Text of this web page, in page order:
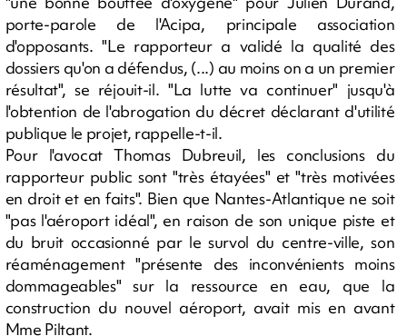
porte-parole de l'Acipa, principale association
d'opposants. "Le rapporteur a validé la qualité des
dossiers qu'on a défendus, (...) au moins on a un premier
résultat", se réjouit-il. "La lutte va continuer" jusqu'à
l'obtention de l'abrogation du décret déclarant d'utilité
publique le projet, rappelle-t-il.
Pour l'avocat Thomas Dubreuil, les conclusions du
rapporteur public sont "très étayées" et "très motivées
en droit et en faits". Bien que Nantes-Atlantique ne soit
"pas l'aéroport idéal", en raison de son unique piste et
du bruit occasionné par le survol du centre-ville, son
réaménagement "présente des inconvénients moins
dommageables" sur la ressource en eau, que la
construction du nouvel aéroport, avait mis en avant
Mme Piltant.